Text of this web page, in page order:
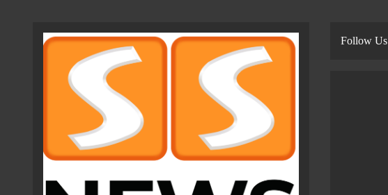
சதம் அடித்த ரோகித் சர்மா…
வெற்றியை பறித்த இங்கிலாந்து
3 Weeks Ago
Follow Us